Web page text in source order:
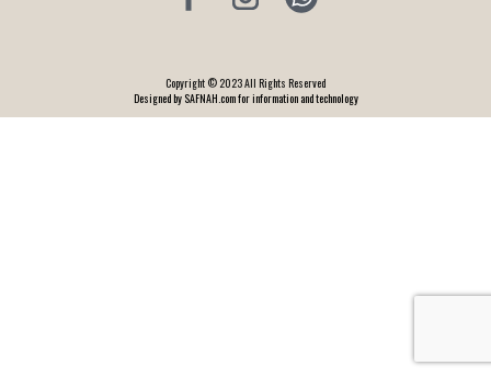
Copyright © 2023 All Rights Reserved
Designed by SAFNAH.com for information and technology